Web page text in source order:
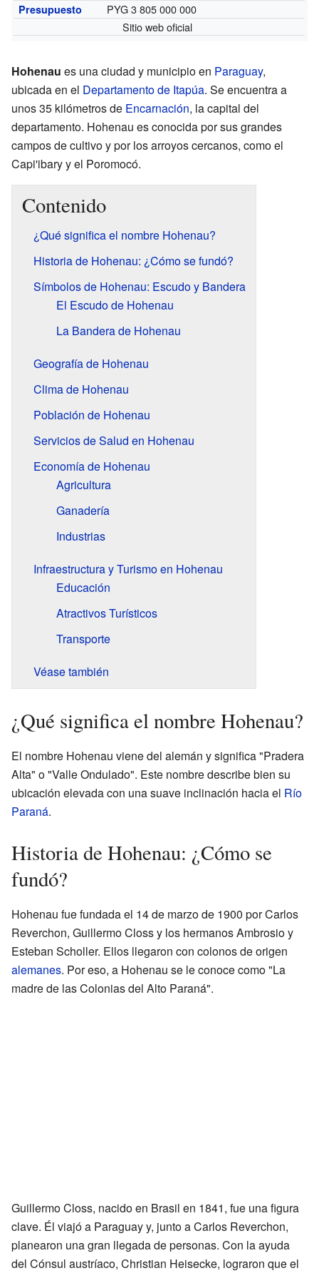
Presupuesto
PYG 3 805 000 000
Sitio web oficial
Hohenau es una ciudad y municipio en Paraguay,
ubicada en el Departamento de Itapúa. Se encuentra a
unos 35 kilómetros de Encarnación, la capital del
departamento. Hohenau es conocida por sus grandes
campos de cultivo y por los arroyos cercanos, como el
Capi'ibary y el Poromocó.
Contenido
¿Qué significa el nombre Hohenau?
Historia de Hohenau: ¿Cómo se fundó?
Símbolos de Hohenau: Escudo y Bandera
El Escudo de Hohenau
La Bandera de Hohenau
Geografía de Hohenau
Clima de Hohenau
Población de Hohenau
Servicios de Salud en Hohenau
Economía de Hohenau
Agricultura
Ganadería
Industrias
Infraestructura y Turismo en Hohenau
Educación
Atractivos Turísticos
Transporte
Véase también
¿Qué significa el nombre Hohenau?
El nombre Hohenau viene del alemán y significa "Pradera
Alta" o "Valle Ondulado". Este nombre describe bien su
ubicación elevada con una suave inclinación hacia el Río
Paraná.
Historia de Hohenau: ¿Cómo se
fundó?
Hohenau fue fundada el 14 de marzo de 1900 por Carlos
Reverchon, Guillermo Closs y los hermanos Ambrosio y
Esteban Scholler. Ellos llegaron con colonos de origen
alemanes. Por eso, a Hohenau se le conoce como "La
madre de las Colonias del Alto Paraná".
Guillermo Closs, nacido en Brasil en 1841, fue una figura
clave. Él viajó a Paraguay y, junto a Carlos Reverchon,
planearon una gran llegada de personas. Con la ayuda
del Cónsul austríaco, Christian Heisecke, lograron que el